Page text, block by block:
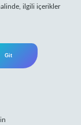
ilgili içerikler